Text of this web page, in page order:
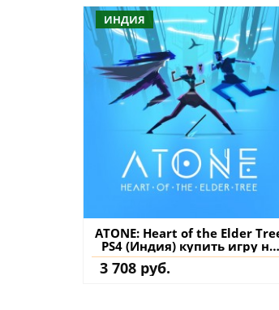
ИНДИЯ
ATONE: Heart of the Elder
PS4 (Индия) купить игру на
аккаунт
3 708 руб.